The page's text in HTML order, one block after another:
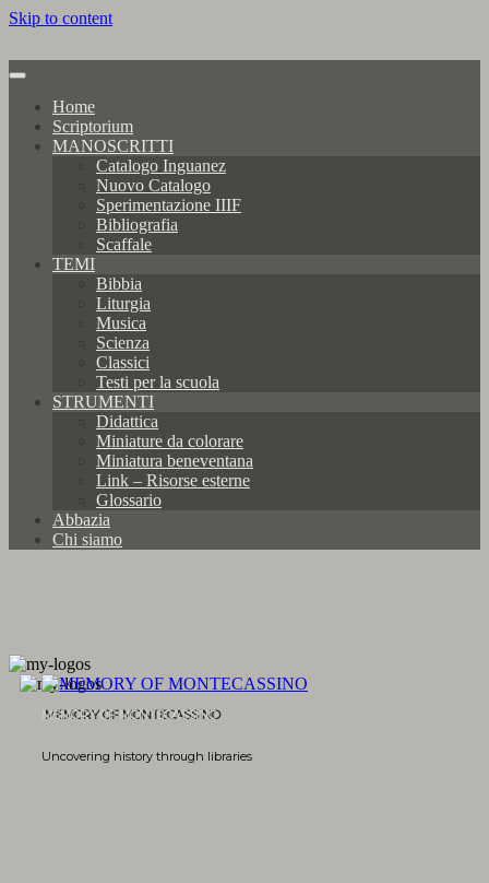
Skip to content
Home
Scriptorium
MANOSCRITTI
Catalogo Inguanez
Nuovo Catalogo
Sperimentazione IIIF
Bibliografia
Scaffale
TEMI
Bibbia
Liturgia
Musica
Scienza
Classici
Testi per la scuola
STRUMENTI
Didattica
Miniature da colorare
Miniatura beneventana
Link – Risorse esterne
Glossario
Abbazia
Chi siamo
MEMORY OF MONTECASSINO
Uncovering history through libraries